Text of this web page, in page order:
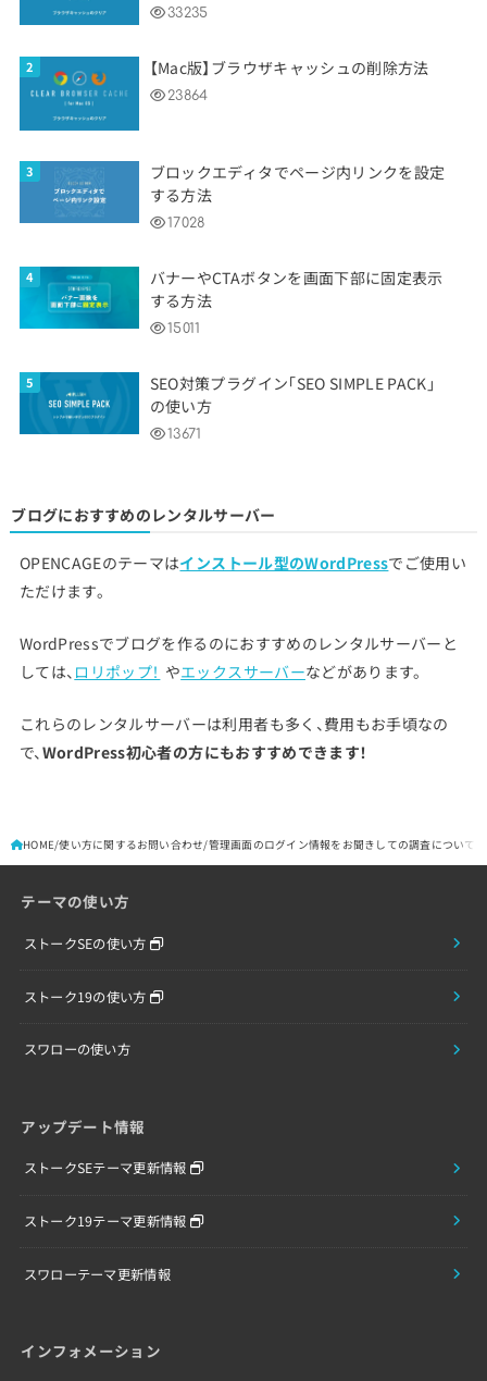
33235
【Mac版】ブラウザキャッシュの削除方法
23864
ブロックエディタでページ内リンクを設定
する方法
17028
バナーやCTAボタンを画面下部に固定表示
する方法
15011
SEO対策プラグイン「SEO SIMPLE PACK」
の使い方
13671
ブログにおすすめのレンタルサーバー
OPENCAGEのテーマはインストール型のWordPressでご使用い
ただけます。
WordPressでブログを作るのにおすすめのレンタルサーバーと
しては、 ロリポップ！ やエックスサーバーなどがあります。
これらのレンタルサーバーは利用者も多く、費用もお手頃なの
で、WordPress初心者の方にもおすすめできます！
HOME 使い方に関するお問い合わせ 管理画面のログイン情報をお聞きしての調査について
テーマの使い方
ストークSEの使い方
ストーク19の使い方
スワローの使い方
アップデート情報
ストークSEテーマ更新情報
ストーク19テーマ更新情報
スワローテーマ更新情報
インフォメーション